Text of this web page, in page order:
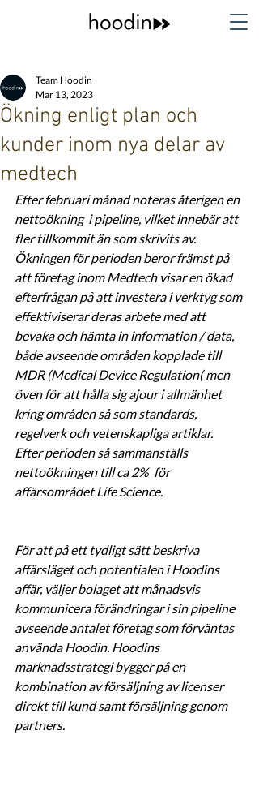
Ökning enligt plan och
kunder inom nya delar av
medtech
Team Hoodin
Mar 13, 2023
Efter februari månad noteras återigen en
nettoökning  i pipeline, vilket innebär att
fler tillkommit än som skrivits av.
Ökningen för perioden beror främst på
att företag inom Medtech visar en ökad
efterfrågan på att investera i verktyg som
effektiviserar deras arbete med att
bevaka och hämta in information / data,
både avseende områden kopplade till
MDR (Medical Device Regulation( men
öven för att hålla sig ajour i allmänhet
kring områden så som standards,
regelverk och vetenskapliga artiklar.
Efter perioden så sammanställs
nettoökningen till ca 2%  för
affärsområdet Life Science.
För att på ett tydligt sätt beskriva
affärsläget och potentialen i Hoodins
affär, väljer bolaget att månadsvis
kommunicera förändringar i sin pipeline
avseende antalet företag som förväntas
använda Hoodin. Hoodins
marknadsstrategi bygger på en
kombination av försäljning av licenser
direkt till kund samt försäljning genom
partners.